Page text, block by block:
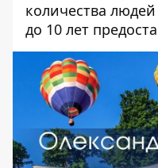
количества
до 10 лет